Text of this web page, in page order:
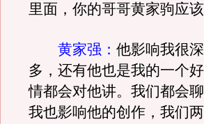
里面，你的哥哥黄家驹应
黄家强： 他影响我很
多，还有他也是我的一个
情都会对他讲。我们都会
我也影响他的创作，我们